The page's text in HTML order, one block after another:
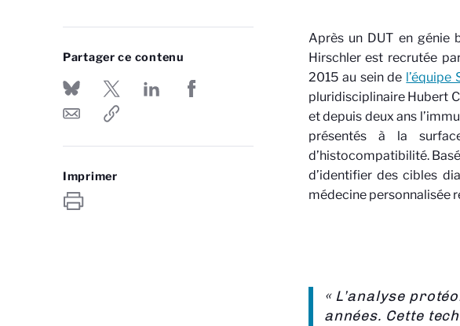
Partager ce contenu
Imprimer
Après un DUT en génie
Hirschler est recrutée
2015 au sein de l’équipe
pluridisciplinaire Hubert
et depuis deux ans
présentés à la
d’histocompatibilité.
d’identifier des cibles
médecine personnalisée
« L’analyse
années. Cette